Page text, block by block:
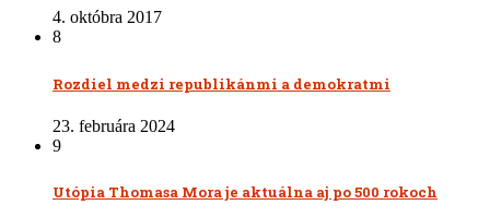
4. októbra 2017
8
Rozdiel medzi republikánmi a demokratmi
23. februára 2024
9
Utópia Thomasa Mora je aktuálna aj po 500 rokoch